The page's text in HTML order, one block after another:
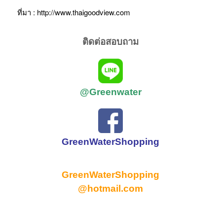
ที่มา : http://www.thaigoodview.com
ติดต่อสอบถาม
@Greenwater
GreenWaterShopping
GreenWaterShopping
@hotmail.com